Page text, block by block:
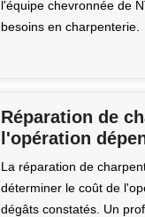
l'équipe chevronnée de
besoins en charpenterie.
Réparation de
l'opération
La réparation de
déterminer le coût de
dégâts constatés. Un